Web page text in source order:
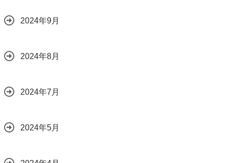
2024年9月
2024年8月
2024年7月
2024年5月